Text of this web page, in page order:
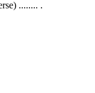
........ .